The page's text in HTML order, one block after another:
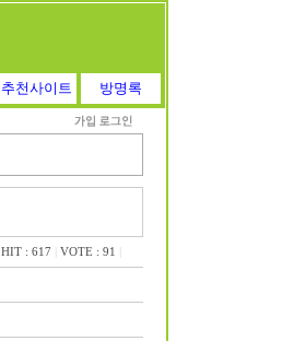
추천사이트 방명록
HIT : 617 VOTE : 91